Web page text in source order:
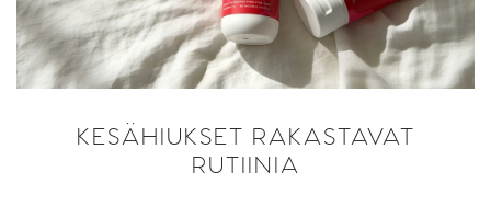
KESÄHIUKSET RAKASTAVAT
RUTIINIA